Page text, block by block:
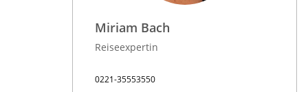
Miriam Bach
Reiseexpertin
0221-35553550